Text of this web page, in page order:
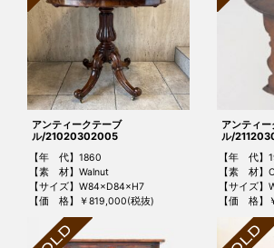
アンティークテーブ
ル/21020302005
【年 代】1860
【素 材】Walnut
【サイズ】W84×D84×H7
【価 格】￥819,000(税抜)
アンティ
ル/
【年 代】
【素 材】
【サイズ
【価 格】